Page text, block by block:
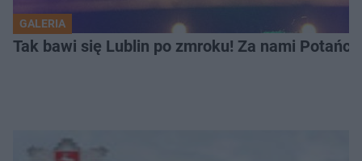
GALERIA
Tak bawi się Lublin po zmroku! Za nami